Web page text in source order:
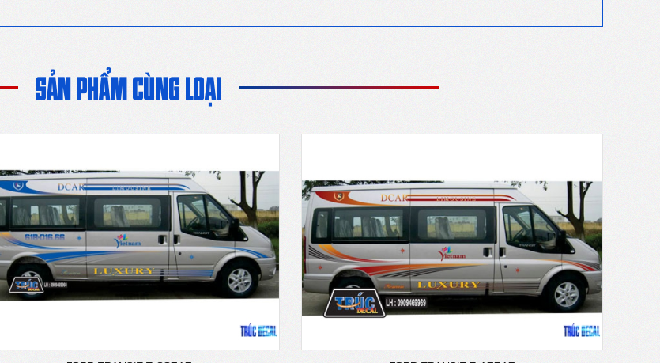
SẢN PHẨM CÙNG LOẠI